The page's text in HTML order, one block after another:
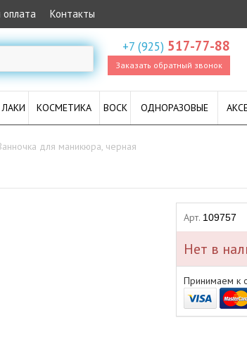
Контакты
+7 (925) 517-77-88
Заказать обратный звонок
ЛАКИ КОСМЕТИКА ВОСК ОДНОРАЗОВЫЕ
для маникюра, черная
Арт. 109757
Нет в
Принимаем к